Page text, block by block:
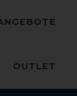
OUTLET